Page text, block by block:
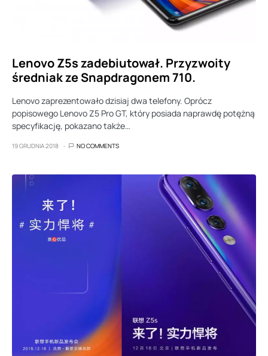
Lenovo Z5s zadebiutował. Przyzwoity
średniak ze Snapdragonem 710.
Lenovo zaprezentowało dzisiaj dwa telefony. Oprócz
popisowego Lenovo Z5 Pro GT, który posiada naprawdę potężną
specyfikację, pokazano także…
19 GRUDNIA 2018 NO COMMENTS